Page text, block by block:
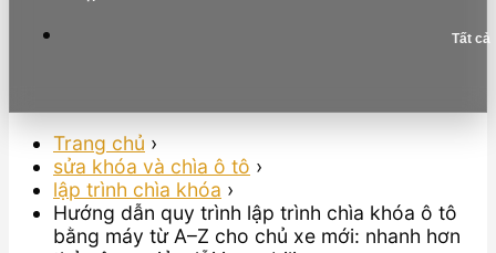
Tất cả
Trang chủ ›
sửa khóa và chìa ô tô ›
lập trình chìa khóa ›
Hướng dẫn quy trình lập trình chìa khóa ô tô
bằng máy từ A–Z cho chủ xe mới: nhanh hơn